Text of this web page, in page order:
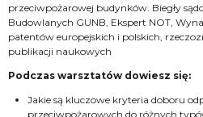
przeciwpożarowej budynków. Biegły
Budowlanych GUNB, Ekspert NOT,
patentów europejskich i polskich,
publikacji naukowych
Podczas warsztatów dowiesz się:
Jakie są kluczowe kryteria doboru
przeciwpożarowych do różnych